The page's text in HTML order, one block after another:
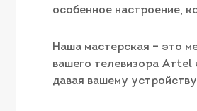
особенное настроение,
Наша мастерская – это
вашего телевизора Artel
давая вашему